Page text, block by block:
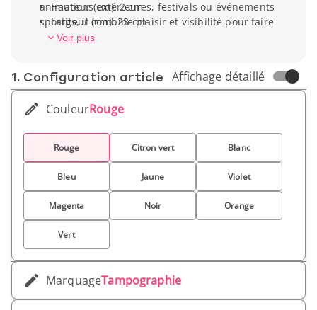
animations extérieures, festivals ou événements
sportifs, il combine plaisir et visibilité pour faire
voler haut votre image de marque.
Hauteur (cm): 2 cm
Largeur (cm): 23 cm
Poids unitaire: 74 g
Voir plus
1. Conf­iguration article Affichage détaillé
CouleurRouge
Rouge Citron vert Blanc
Bleu Jaune Violet
Magenta Noir Orange
Vert
MarquageTampographie